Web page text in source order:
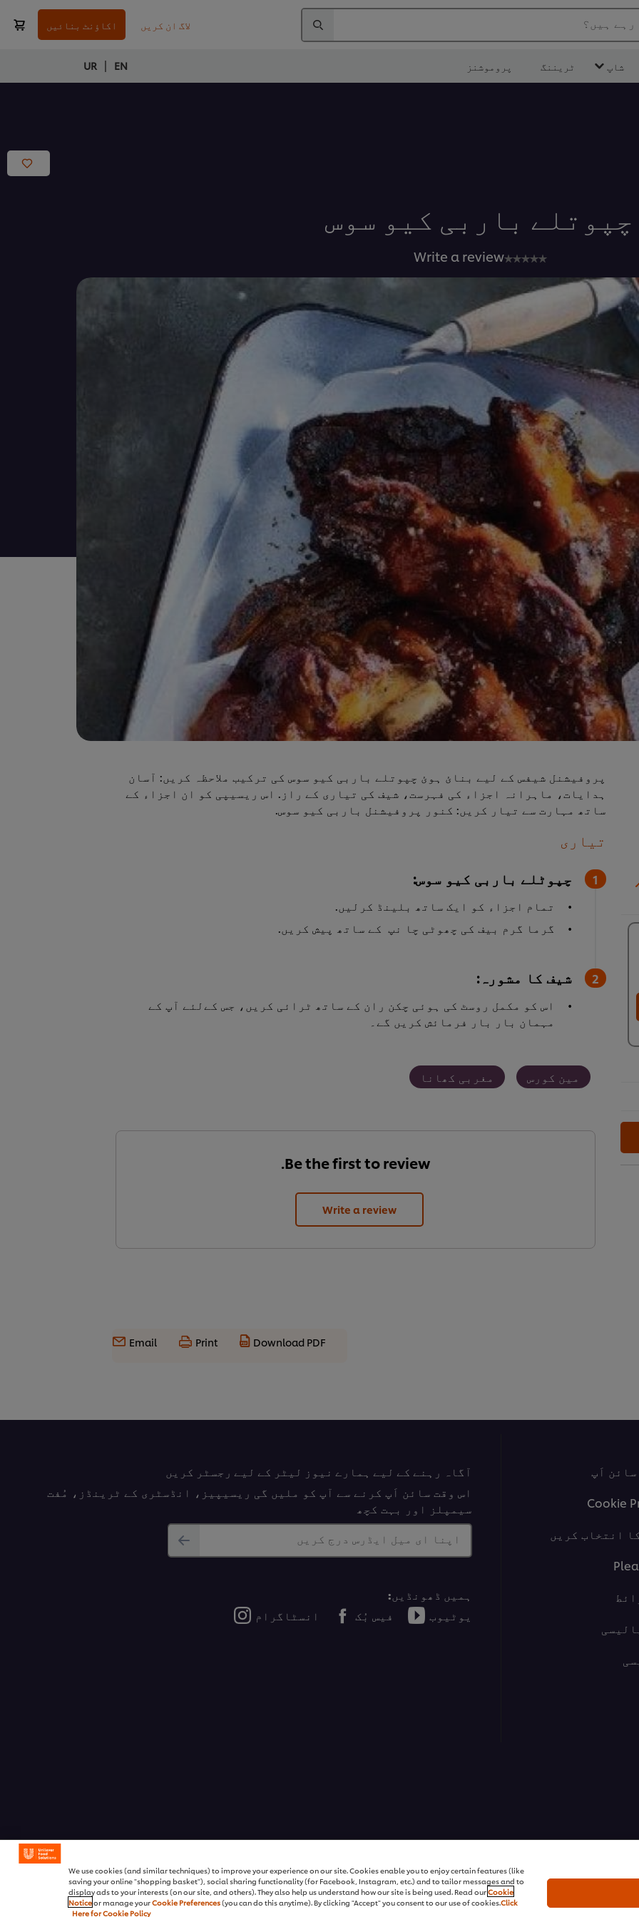
رہے ہیں؟ لاگ ان کریں اکاؤنٹ بنائیں
شاپ ٹریننگ پروموشنز EN
|
UR
چپوتلے باربی کیو سوس
No
ratings
for
this
recipe
Write a review
پروفیشنل شیفس کے لیے بنائ ہوئ چپوتلے باربی کیو سوس کی ترکیب ملاحظہ کریں: آسان
ہدایات، ماہرانہ اجزاء کی فہرست، شیف کی تیاری کے راز. اس ریسیپی کو ان اجزاء کے
ساتھ مہارت سے تیار کریں: کنور پروفیشنل باربی کیو سوس.
تیاری
چپوٹلے باربی کیو سوس:
تمام اجزاء کو ایک ساتھ بلینڈ کرلیں.
گرما گرم بیف کی چھوٹی چا نپ کے ساتھ پیش کریں.
شیف کا مشورہ:
اس کو مکمل روسٹ کی ہوئی چکن ران کے ساتھ ٹرائی کریں، جس کےلئے آپ کے
مہمان بار بار فرمائش کریں گے۔
مین کورس مغربی کھانا
Be the first to review.
Write a review
Download PDF
Print
Email
اَپ
Cookie
انتخاب کریں
آگاہ رہنے کے لیے ہمارے نیوز لیٹر کے لیے رجسٹر کریں
اس وقت سائن اَپ کرنے سے آپ کو ملیں گی ریسیپیز، انڈسٹری کے ٹرینڈز، مُفت
سیمپلز اور بہت کچھ
اپنا ای میل ایڈرس درج کریں
ہمیں ڈھونڈیں:
یوٹیوب
فیس بُک انسٹاگرام
We use cookies (and similar techniques) to improve your experience on our site. Cookies enable you to enjoy certain features (like
saving your online "shopping basket"), social sharing functionality (for Facebook, Instagram, etc.) and to tailor messages and to
display ads to your interests (on our site, and others). They also help us understand how our site is being used. Read ourCookie
Noticeor manage yourCookie Preferences(you can do this anytime). By clicking "Accept" you consent to our use of cookies.Click
Here for Cookie Policy